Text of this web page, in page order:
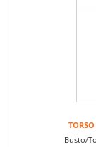
Busto/